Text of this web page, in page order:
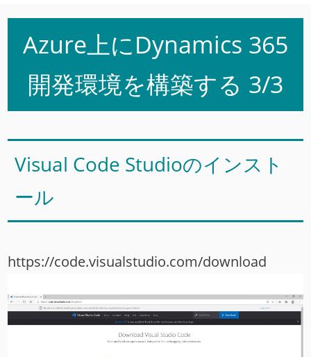
Azure上にDynamics 365
開発環境を構築する 3/3
Visual Code Studioのインスト
ール
https://code.visualstudio.com/download